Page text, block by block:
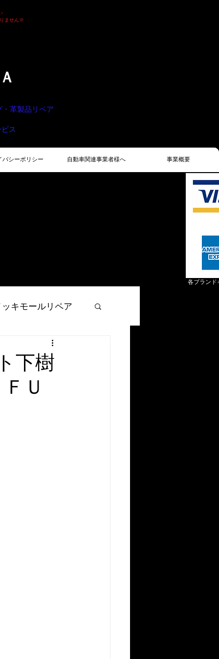
ません ​※
ス
・革製品リペア
バシーポリシー 自動車関連事業者様へ 事業概要
各ブランド
ッキモールリペア
ー製品リペア
下樹
Ｕ